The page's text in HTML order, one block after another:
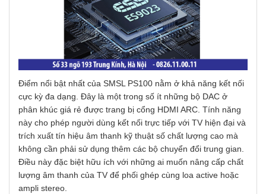
Điểm nổi bật nhất của SMSL PS100 nằm ở khả năng kết nối
cực kỳ đa dạng. Đây là một trong số ít những bộ DAC ở
phân khúc giá rẻ được trang bị cổng HDMI ARC. Tính năng
này cho phép người dùng kết nối trực tiếp với TV hiện đại và
trích xuất tín hiệu âm thanh kỹ thuật số chất lượng cao mà
không cần phải sử dụng thêm các bộ chuyển đổi trung gian.
Điều này đặc biệt hữu ích với những ai muốn nâng cấp chất
lượng âm thanh của TV để phối ghép cùng loa active hoặc
ampli stereo.